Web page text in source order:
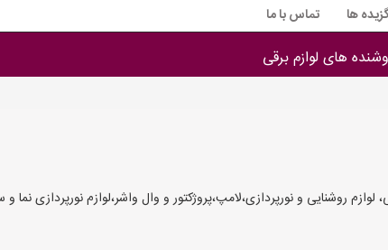
ها تماس با ما
های لوازم برقی
روشنایی و نورپردازی،لامپ،پروژکتور و وال واشر،لوازم نورپردازی نما